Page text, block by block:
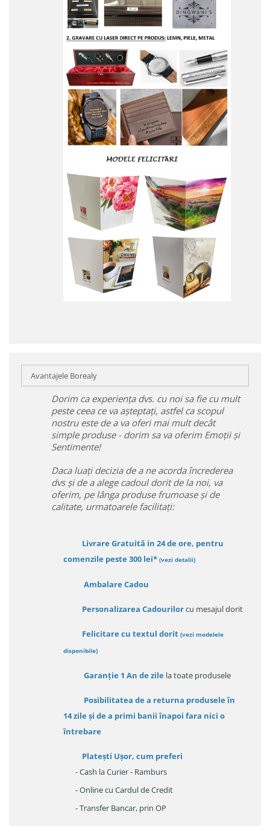
Avantajele Borealy
Dorim ca experiența dvs. cu noi sa fie cu mult
peste ceea ce va așteptați, astfel ca scopul
nostru este de a va oferi mai mult decât
simple produse - dorim sa va oferim Emoții și
Sentimente!
Daca luați decizia de a ne acorda încrederea
dvs și de a alege cadoul dorit de la noi, va
oferim, pe lânga produse frumoase și de
calitate, urmatoarele facilitați:
Livrare Gratuită in 24 de ore, pentru
comenzile peste 300 lei* (vezi detalii)
Ambalare Cadou
Personalizarea Cadourilorcu mesajul dorit
Felicitare cu textul dorit (vezi modelele
disponibile)
Garanție 1 An de zile la toate produsele
Posibilitatea de a returna produsele în
14 zileși de a primi banii înapoi fara nici o
întrebare
Platești Ușor, cum preferi
- Cash la Curier - Ramburs
- Online cu Cardul de Credit
- Transfer Bancar, prin OP